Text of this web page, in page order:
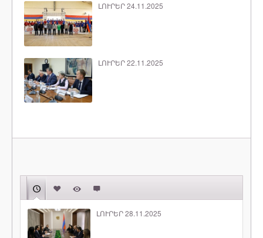
ԼՈՒՐԵՐ 24.11.2025
ԼՈՒՐԵՐ 22.11.2025
ԼՈՒՐԵՐ 28.11.2025